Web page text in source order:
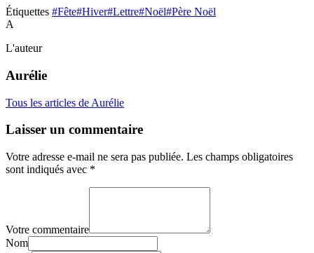
Étiquettes #Fête#Hiver#Lettre#Noël#Père Noël
A
L'auteur
Aurélie
Tous les articles de Aurélie
Laisser un commentaire
Votre adresse e-mail ne sera pas publiée. Les champs obligatoires
sont indiqués avec *
Votre commentaire
Nom